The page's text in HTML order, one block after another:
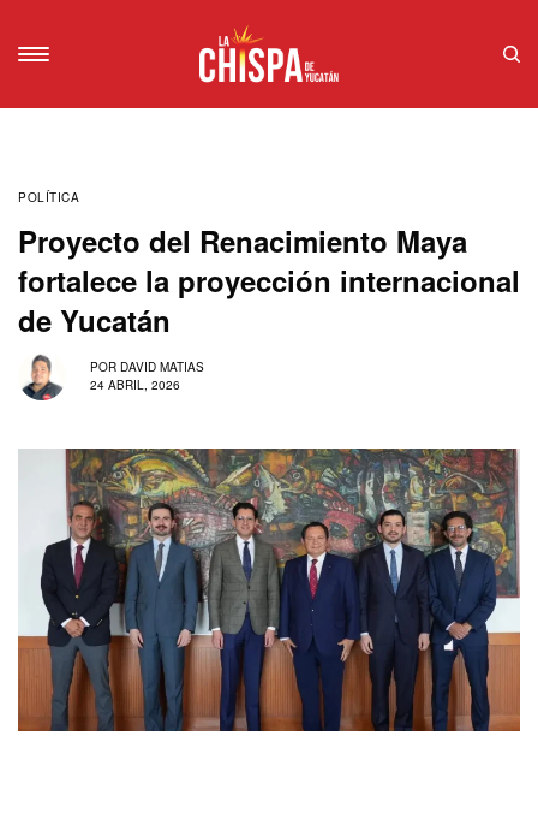
POLÍTICA
Proyecto del Renacimiento Maya
fortalece la proyección internacional
de Yucatán
POR DAVID MATIAS
24 ABRIL, 2026